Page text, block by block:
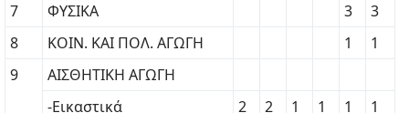
7
ΦΥΣΙΚΑ 3
3
8
ΚΟΙΝ. ΚΑΙ ΠΟΛ. ΑΓΩΓΗ 1
1
9
ΑΙΣΘΗΤΙΚΗ ΑΓΩΓΗ
-Εικαστικά
2 2 1 1 1
1